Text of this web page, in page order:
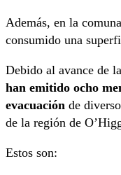
Además, en la
consumido una
Debido al avance de
han emitido ocho
evacuación de
de la región de
Estos son: